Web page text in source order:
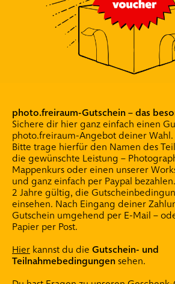
mappenkurse
mappen-coachings
.photo workshops
.photo mappenkurse
.individual-coachings
.events
.teamevents
.drucken + speisen
.location freiraum
.coachings
photo.freiraum-Gutschein – das
Sichere dir hier ganz einfach einen
photo.freiraum-Angebot deiner Wahl.
Bitte trage hierfür den Namen des
die gewünschte Leistung –
Mappenkurs oder einen unserer
und ganz einfach per Paypal
2 Jahre gültig, die
einsehen. Nach Eingang deiner
Gutschein umgehend per E-Mail –
Papier per Post.
Hier kannst du die Gutschein- und
Teilnahmebedingungensehen.